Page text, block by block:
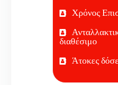
Χρόνος
διαθέσιμο
Άτοκες